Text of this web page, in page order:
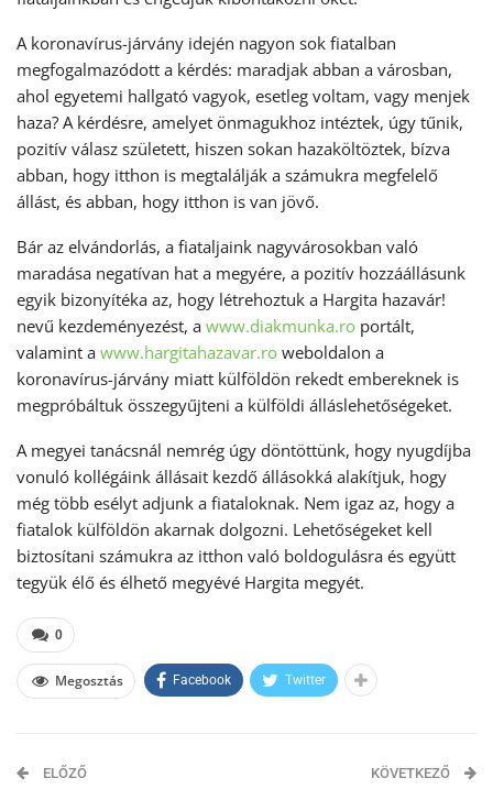
A koronavírus-járvány idején nagyon sok fiatalban
megfogalmazódott a kérdés: maradjak abban a városban,
ahol egyetemi hallgató vagyok, esetleg voltam, vagy menjek
haza? A kérdésre, amelyet önmagukhoz intéztek, úgy tűnik,
pozitív válasz született, hiszen sokan hazaköltöztek, bízva
abban, hogy itthon is megtalálják a számukra megfelelő
állást, és abban, hogy itthon is van jövő.
Bár az elvándorlás, a fiataljaink nagyvárosokban való
maradása negatívan hat a megyére, a pozitív hozzáállásunk
egyik bizonyítéka az, hogy létrehoztuk a Hargita hazavár!
nevű kezdeményezést, a www.diakmunka.ro portált,
valamint a www.hargitahazavar.ro weboldalon a
koronavírus-járvány miatt külföldön rekedt embereknek is
megpróbáltuk összegyűjteni a külföldi álláslehetőségeket.
A megyei tanácsnál nemrég úgy döntöttünk, hogy nyugdíjba
vonuló kollégáink állásait kezdő állásokká alakítjuk, hogy
még több esélyt adjunk a fiataloknak. Nem igaz az, hogy a
fiatalok külföldön akarnak dolgozni. Lehetőségeket kell
biztosítani számukra az itthon való boldogulásra és együtt
tegyük élő és élhető megyévé Hargita megyét.
0
Megosztás Facebook Twitter
ELŐZŐ KÖVETKEZŐ